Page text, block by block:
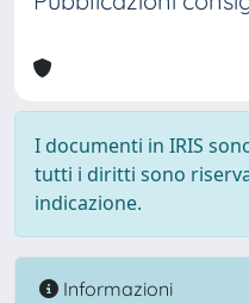
I documenti in IRIS
tutti i diritti sono
indicazione.
Informazioni